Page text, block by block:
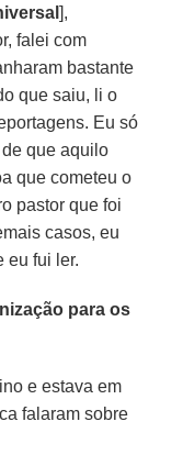
],
falei com
bastante
que saiu, li o
Eu só
que aquilo
que cometeu o
pastor que foi
casos, eu
eu fui ler.
para os
e estava em
falaram sobre